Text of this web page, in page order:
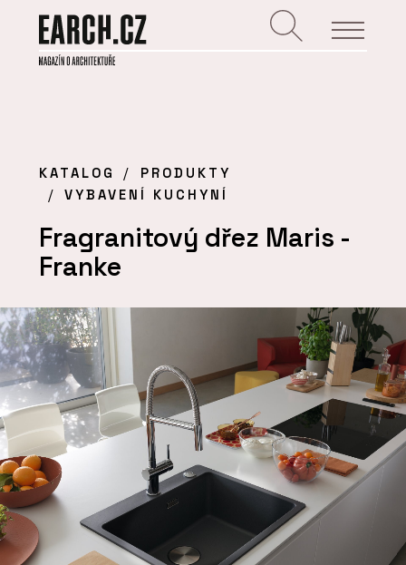
KATALOG
PRODUKTY
VYBAVENÍ KUCHYNÍ
Fragranitový dřez Maris -
Franke